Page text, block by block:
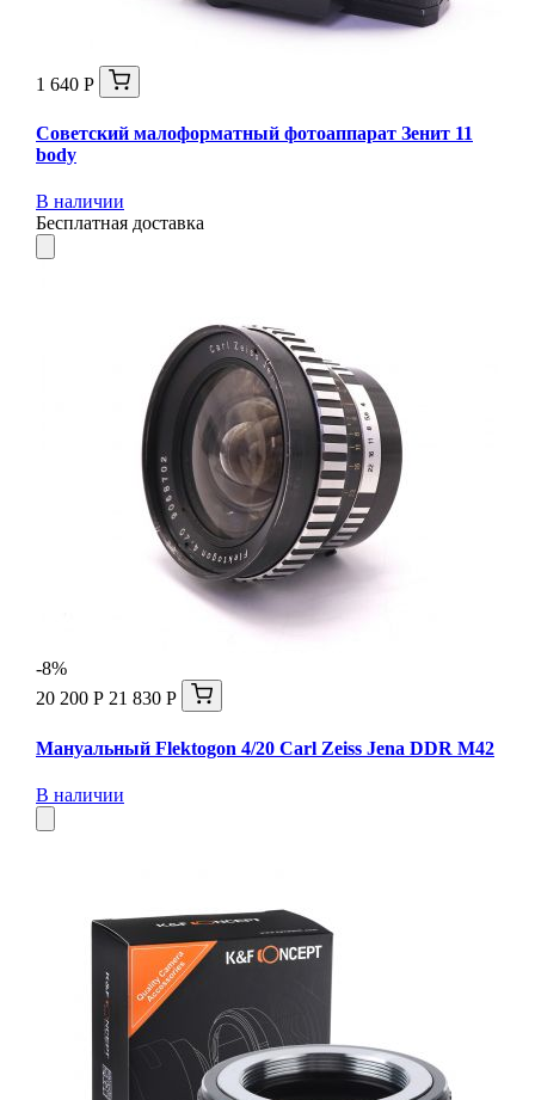
1 640 Р
Советский малоформатный фотоаппарат Зенит 11
body
В наличии
Бесплатная доставка
-8%
20 200 Р 21 830 Р
Мануальный Flektogon 4/20 Carl Zeiss Jena DDR М42
В наличии